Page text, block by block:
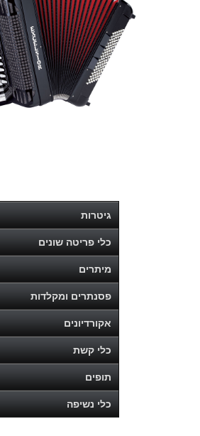
גיטרות
כלי פריטה שונים
מיתרים
פסנתרים ומקלדות
אקורדיונים
כלי קשת
תופים
כלי נשיפה